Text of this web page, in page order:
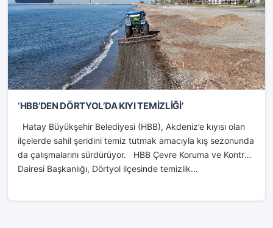
‘HBB’DEN DÖRTYOL’DA KIYI TEMİZLİĞİ’
Hatay Büyükşehir Belediyesi (HBB), Akdeniz’e kıyısı olan
ilçelerde sahil şeridini temiz tutmak amacıyla kış sezonunda
da çalışmalarını sürdürüyor. HBB Çevre Koruma ve Kontrol
Dairesi Başkanlığı, Dörtyol ilçesinde temizlik...